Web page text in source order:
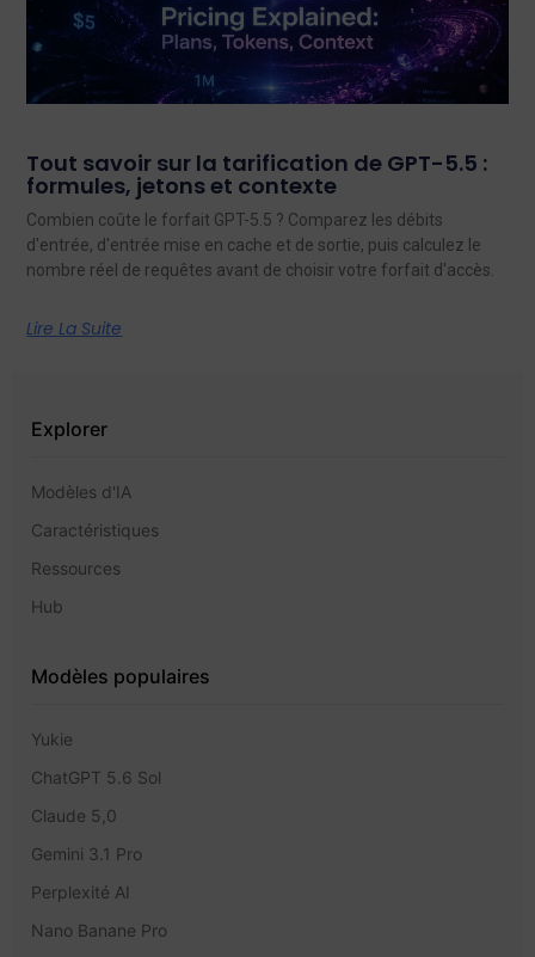
Tout savoir sur la tarification de GPT-5.5 :
formules, jetons et contexte
Combien coûte le forfait GPT-5.5 ? Comparez les débits
d'entrée, d'entrée mise en cache et de sortie, puis calculez le
nombre réel de requêtes avant de choisir votre forfait d'accès.
Lire La Suite
Explorer
Modèles d'IA
Caractéristiques
Ressources
Hub
Modèles populaires
Yukie
ChatGPT 5.6 Sol
Claude 5,0
Gemini 3.1 Pro
Perplexité AI
Nano Banane Pro